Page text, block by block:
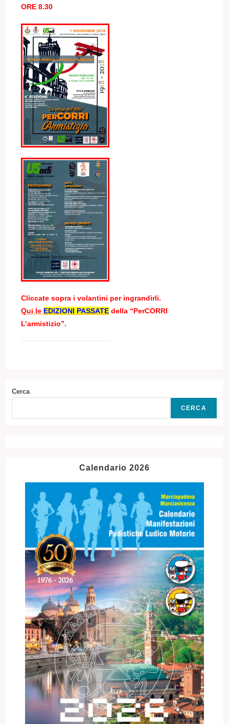
ORE 8.30
Cliccate sopra i volantini per ingrandirli.
Qui le EDIZIONI PASSATE della “PerCORRI
L’armistizio”.
Cerca
CERCA
Calendario 2026